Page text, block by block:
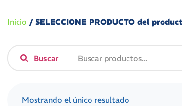
Inicio / SELECCIONE PRODUCTO del
Buscar
Mostrando el único resultado